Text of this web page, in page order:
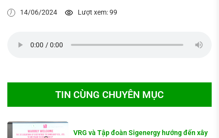
14/06/2024 Lượt xem: 99
TIN CÙNG CHUYÊN MỤC
VRG và Tập đoàn Sigenergy hướng đến xây
kiếm...